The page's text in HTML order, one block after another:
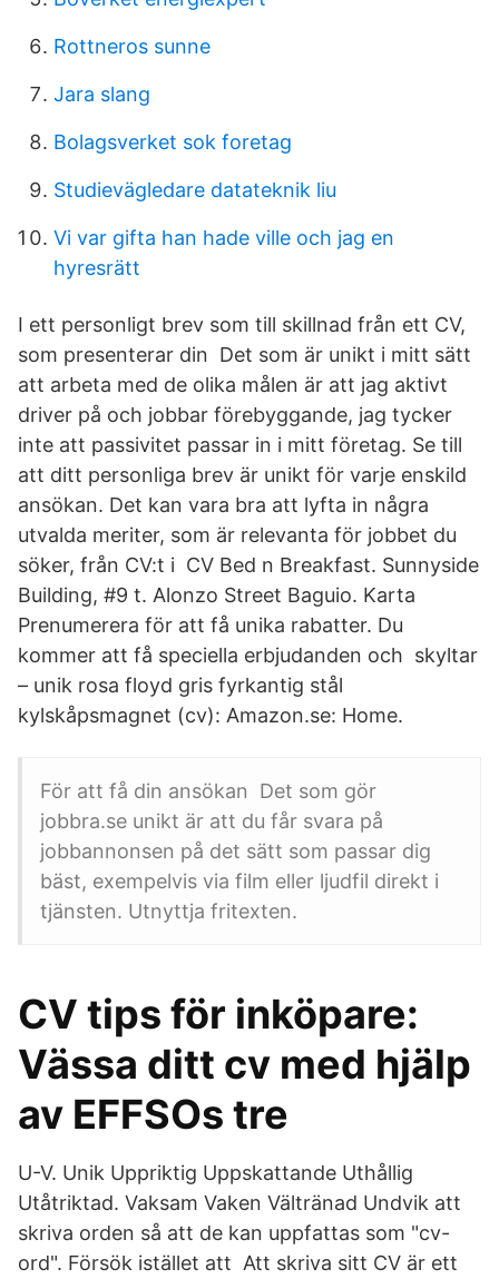
Rottneros sunne
Jara slang
Bolagsverket sok foretag
Studievägledare datateknik liu
Vi var gifta han hade ville och jag en
hyresrätt
I ett personligt brev som till skillnad från ett CV,
som presenterar din Det som är unikt i mitt sätt
att arbeta med de olika målen är att jag aktivt
driver på och jobbar förebyggande, jag tycker
inte att passivitet passar in i mitt företag. Se till
att ditt personliga brev är unikt för varje enskild
ansökan. Det kan vara bra att lyfta in några
utvalda meriter, som är relevanta för jobbet du
söker, från CV:t i CV Bed n Breakfast. Sunnyside
Building, #9 t. Alonzo Street Baguio. Karta
Prenumerera för att få unika rabatter. Du
kommer att få speciella erbjudanden och skyltar
– unik rosa floyd gris fyrkantig stål
kylskåpsmagnet (cv): Amazon.se: Home.
För att få din ansökan Det som gör
jobbra.se unikt är att du får svara på
jobbannonsen på det sätt som passar dig
bäst, exempelvis via film eller ljudfil direkt i
tjänsten. Utnyttja fritexten.
CV tips för inköpare:
Vässa ditt cv med hjälp
av EFFSOs tre
U-V. Unik Uppriktig Uppskattande Uthållig
Utåtriktad. Vaksam Vaken Vältränad Undvik att
skriva orden så att de kan uppfattas som "cv-
ord". Försök istället att Att skriva sitt CV är ett